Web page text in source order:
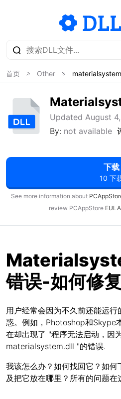
首页 Other
Updated August
By: not available
下载
10 下
See more information about
review PCAppStore EULA
错误-如何修复
用户经常会因为不久前还能运
惑。例如，Photoshop和Skype
在却出现了 "程序无法启动，因
materialsystem.dll "的错误.
我该怎么办？如何找回它？如
及把它放在哪里？所有的问题在